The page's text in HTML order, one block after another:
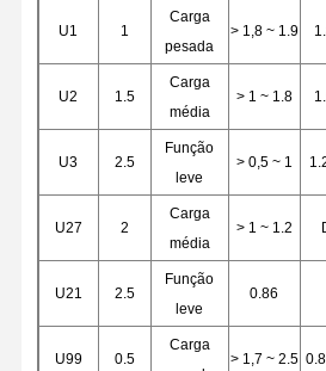
Casos
Converse
Agora
Rodas de guindastes
Cilindro de corda do fio
Gancho de guindaste
Carro de Extremidade
U1 1
Carga
pesada
> 1,8 ~ 1.9
U2 1.5
Carga
média
> 1 ~ 1.8
U3 2.5
Função
leve
> 0,5 ~ 1
U27 2
Carga
média
> 1 ~ 1.2
U21 2.5
Função
leve
0.86
U99 0.5
Carga
> 1,7 ~ 2.5